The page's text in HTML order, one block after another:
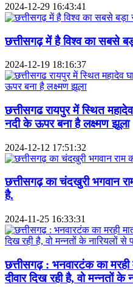
2024-12-29 16:43:41
छत्तीसगढ़ में है विश्‍व का सबसे
2024-12-19 18:16:37
छत्तीसगढ रायपुर में स्थित
नदी के ऊपर बना है लक्ष्मण झूला
2024-12-12 17:51:32
छत्तीसगढ़ का चंदखुरी भगवान
है.
2024-11-25 16:33:31
छत्तीसगढ़ : भनवारटंक का मरही
दीवार दिख रही है, वो मन्नतों के